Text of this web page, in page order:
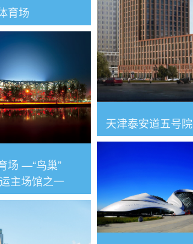
天津泰安道五号院
育场
场 —“鸟巢”
主场馆之一